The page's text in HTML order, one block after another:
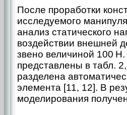
После проработки
исследуемого
анализ статического
воздействии внешней
звено величиной 100
представлены в табл.
разделена
элемента [11, 12]. В
моделирования